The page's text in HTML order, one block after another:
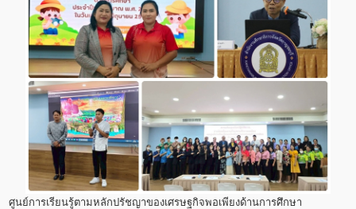
ศูนย์การเรียนรู้ตามหลักปรัชญาของเศรษฐกิจพอเพียงด้านการศึกษา